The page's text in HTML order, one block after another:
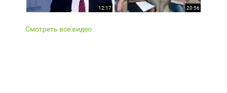
12:17 20:56
Смотреть все видео